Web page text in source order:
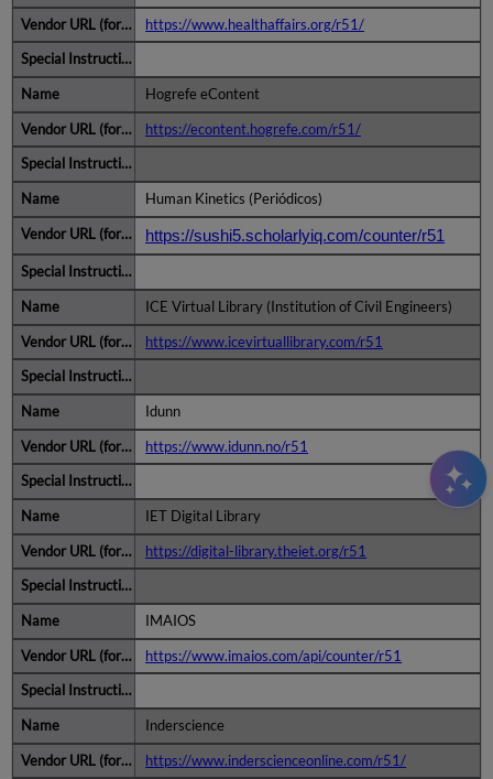
https://www.healthaffairs.org/r51/
Hogrefe eContent
https://econtent.hogrefe.com/r51/
Human Kinetics (Periódicos)
https://sushi5.scholarlyiq.com/counter/r51
ICE Virtual Library (Institution of Civil Engineers)
https://www.icevirtuallibrary.com/r51
Idunn
https://www.idunn.no/r51
IET Digital Library
https://digital-library.theiet.org/r51
IMAIOS
https://www.imaios.com/api/counter/r51
Inderscience
https://www.inderscienceonline.com/r51/